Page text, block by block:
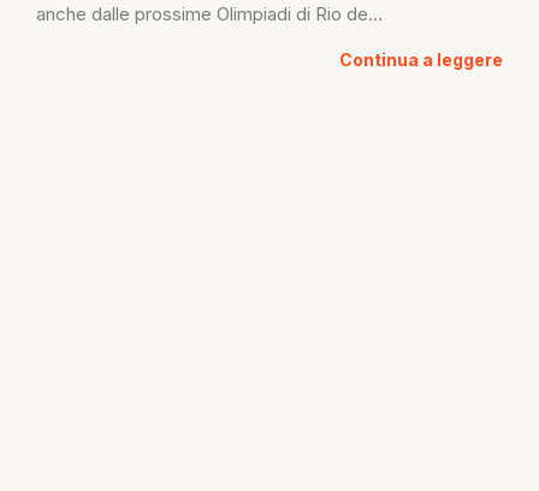
anche dalle prossime Olimpiadi di Rio de...
Continua a leggere